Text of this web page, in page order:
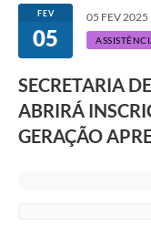
FEV
05
05 FEV 2025
SECRETARIA
ABRIRÁ
GERAÇÃO